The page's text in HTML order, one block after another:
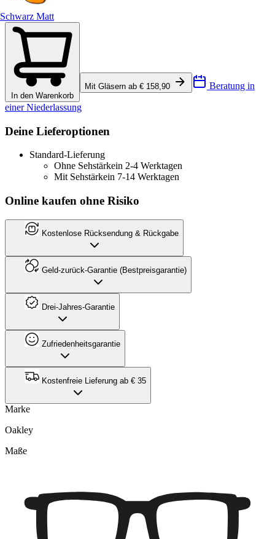
Schwarz Matt
In den Warenkorb
Mit Gläsern ab € 158,90 Beratung in
einer Niederlassung
Deine Lieferoptionen
Standard-Lieferung
Ohne Sehstärkein 2-4 Werktagen
Mit Sehstärkein 7-14 Werktagen
Online kaufen ohne Risiko
Kostenlose Rücksendung & Rückgabe
Geld-zurück-Garantie (Bestpreisgarantie)
Drei-Jahres-Garantie
Zufriedenheitsgarantie
Kostenfreie Lieferung ab € 35
Marke
Oakley
Maße